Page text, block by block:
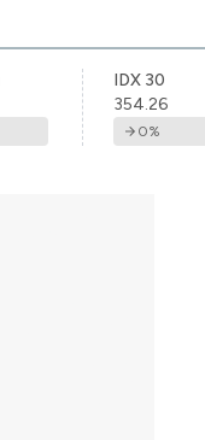
IDX 30
354.26
0%